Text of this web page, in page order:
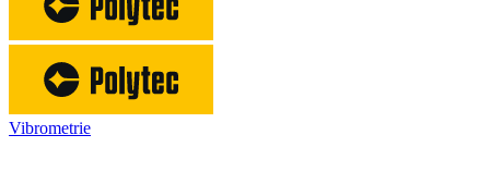
Vibrometrie